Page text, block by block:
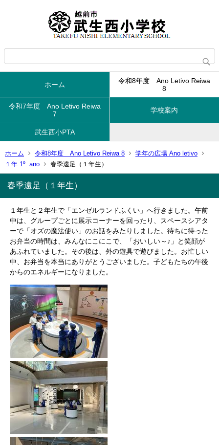
ホーム
令和8年度 Ano Letivo Reiwa
8
令和7年度 Ano Letivo Reiwa
7
学校案内
武生西小PTA
ホーム 令和8年度 Ano Letivo Reiwa 8
学年の広場 Ano letivo
１年 1º. ano
春季遠足（１年生）
春季遠足（１年生）
１年生と２年生で「エンゼルランドふくい」へ行きました。午前
中は、グループごとに展示コーナーを回ったり、スペースシアタ
ーで「オズの魔法使い」のお話をみたりしました。待ちに待った
お弁当の時間は、みんなにこにこで、「おいしい～♪」と笑顔が
あふれていました。その後は、外の遊具で遊びました。お忙しい
中、お弁当を本当にありがとうございました。子どもたちの午後
からのエネルギーになりました。